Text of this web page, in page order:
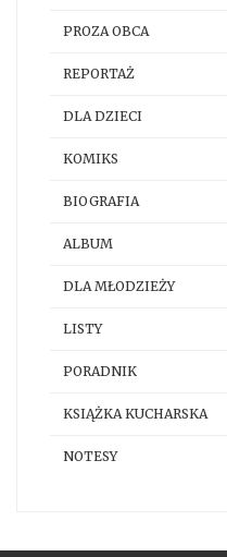
PROZA OBCA
REPORTAŻ
DLA DZIECI
KOMIKS
BIOGRAFIA
ALBUM
DLA MŁODZIEŻY
LISTY
PORADNIK
KSIĄŻKA KUCHARSKA
NOTESY